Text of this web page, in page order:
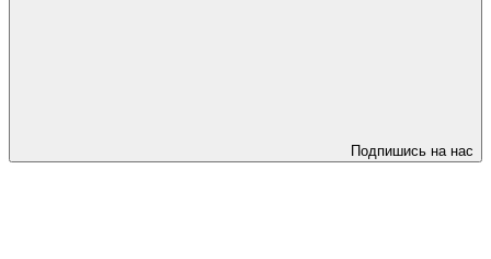
Подпишись на нас